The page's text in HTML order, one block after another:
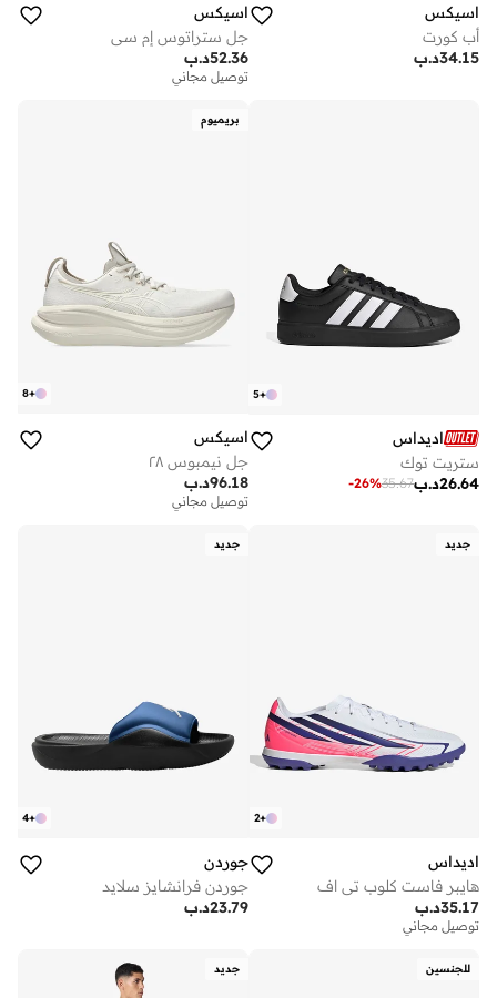
اسيكس
أب كورت
د.ب34.15
اسيكس
جل ستراتوس إم سي
د.ب52.36
توصيل مجاني
+
5
اديداس
ستريت توك
د.ب26.64
35.67
-26%
بريميوم
+
8
اسيكس
جل نيمبوس ٢٨
د.ب96.18
توصيل مجاني
جديد
+
2
اديداس
هايبر فاست كلوب تي اف
د.ب35.17
توصيل مجاني
جديد
+
4
جوردن
جوردن فرانشايز سلايد
د.ب23.79
للجنسين جديد